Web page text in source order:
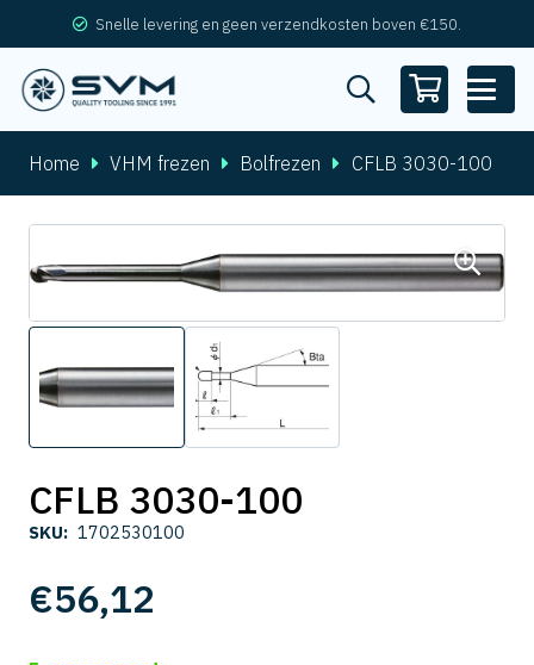
Snelle levering en geen verzendkosten boven €150.
Home VHM frezen Bolfrezen CFLB 3030-100
CFLB 3030-100
SKU: 1702530100
€56,12